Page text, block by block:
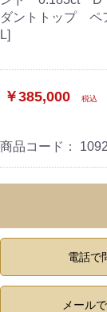
ダントトップ ペ
L]
￥385,000 税込
商品コード：
電話で
メール